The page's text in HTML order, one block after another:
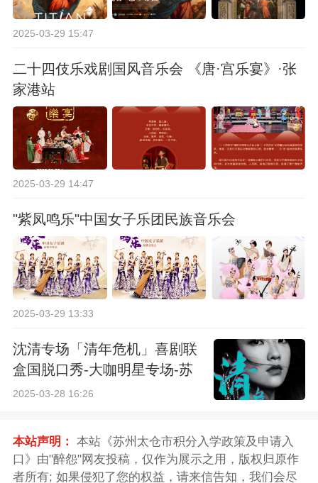
2025-03-29 15:47
二十四伎乐戏剧国风音乐会 《唐·宫乐宴》·张
家港站
2025-03-29 14:47
"紫凤鸣乐"中国女子乐团民族音乐会
2025-03-29 13:33
沈清专场「清年危机」喜剧联
盒国脱口秀-大咖明星专场-苏
州站
2025-03-28 16:26
本站声明： 本站《苏州太仓市积分入学政策及申请入
口》由"醉怨"网友投稿，仅作为展示之用，版权归原作
者所有; 如果侵犯了您的权益，请来信告知，我们会尽